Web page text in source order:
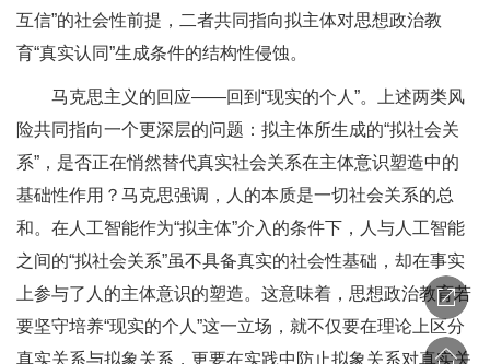
互信”的社会性前提，二者共同指向拟主体对思想政治教
育“真实认同”生成条件的结构性侵蚀。
马克思主义的回应——回到“现实的个人”。上述两类风
险共同指向一个更深层的问题：拟主体所生成的“拟社会关
系”，是否正在悄然替代真实社会关系在主体意识塑造中的
基础性作用？马克思强调，人的本质是一切社会关系的总
和。在人工智能作为“拟主体”介入的条件下，人与人工智能
之间的“拟社会关系”虽不具备真实的社会性基础，却在事实
上参与了人的主体意识的塑造。这意味着，思想政治教育若
要坚守培养“现实的个人”这一立场，就不仅要在理论上区分
真实关系与拟象关系，更要在实践中防止拟象关系对真实关